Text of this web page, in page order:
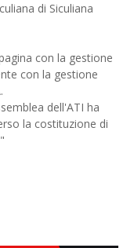
di Siculiana
con la gestione
con la gestione
dell'ATI ha
la costituzione di